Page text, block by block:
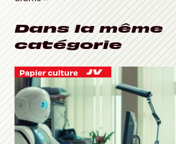
Dans la même
catégorie
Papier culture